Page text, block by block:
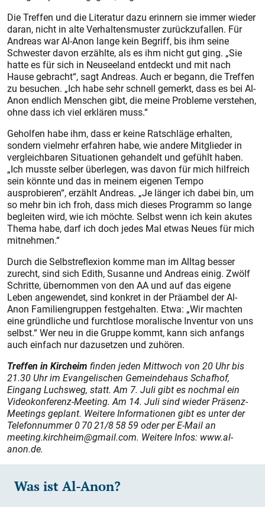
Die Treffen und die Literatur dazu erinnern sie immer wieder
daran, nicht in alte Verhaltensmuster zurückzufallen. Für
Andreas war Al-Anon lange kein Begriff, bis ihm seine
Schwester davon erzählte, als es ihm nicht gut ging. „Sie
hatte es für sich in Neuseeland entdeckt und mit nach
Hause gebracht“, sagt Andreas. Auch er begann, die Treffen
zu besuchen. „Ich habe sehr schnell gemerkt, dass es bei Al-
Anon endlich Menschen gibt, die meine Probleme verstehen,
ohne dass ich viel erklären muss.“
Geholfen habe ihm, dass er keine Ratschläge erhalten,
sondern vielmehr erfahren habe, wie andere Mitglieder in
vergleichbaren Situationen gehandelt und gefühlt haben.
„Ich musste selber überlegen, was davon für mich hilfreich
sein könnte und das in meinem eigenen Tempo
ausprobieren“, erzählt Andreas. „Je länger ich dabei bin, um
so mehr bin ich froh, dass mich dieses Programm so lange
begleiten wird, wie ich möchte. Selbst wenn ich kein akutes
Thema habe, darf ich doch jedes Mal etwas Neues für mich
mitnehmen.“
Durch die Selbstreflexion komme man im Alltag besser
zurecht, sind sich Edith, Susanne und Andreas einig. Zwölf
Schritte, übernommen von den AA und auf das eigene
Leben angewendet, sind konkret in der Präambel der Al-
Anon Familiengruppen festgehalten. Etwa: „Wir machten
eine gründliche und furchtlose moralische Inventur von uns
selbst.“ Wer neu in die Gruppe kommt, kann sich anfangs
auch einfach nur dazusetzen und zuhören.
Treffen in Kircheim finden jeden Mittwoch von 20 Uhr bis
21.30 Uhr im Evangelischen Gemeindehaus Schafhof,
Eingang Luchsweg, statt. Am 7. Juli gibt es nochmal ein
Videokonferenz-Meeting. Am 14. Juli sind wieder Präsenz-
Meetings geplant. Weitere Informationen gibt es unter der
Telefonnummer07021/85859 oder per E-Mail an
meeting.kirchheim@gmail.com. Weitere Infos: www.al-
anon.de.
Was ist Al-Anon?